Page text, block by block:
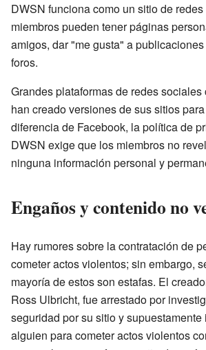
DWSN funciona como un sitio de
miembros pueden tener páginas
amigos, dar "me gusta" a
foros.
Grandes plataformas de redes sociales
han creado versiones de sus sitios
diferencia de Facebook, la política de
DWSN exige que los miembros no
ninguna información personal y
Engaños y contenido no
Hay rumores sobre la contratación de
cometer actos violentos; sin embargo,
mayoría de estos son estafas. El
Ross Ulbricht, fue arrestado por
seguridad por su sitio y supuestamente
alguien para cometer actos violentos